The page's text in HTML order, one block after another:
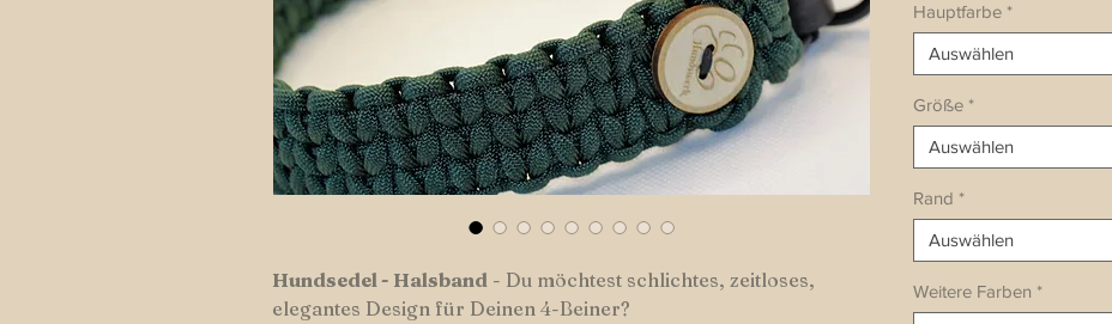
Hundsedel- Halsband - Du möchtest schlichtes, zeitloses,
elegantes Design für Deinen 4-Beiner?
Hauptfarbe *
Auswählen
Größe *
Auswählen
Rand *
Auswählen
Weitere Farben *